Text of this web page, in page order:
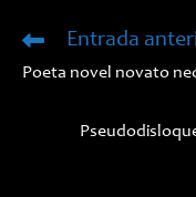
Leer
artículos
Entrada
Poeta novel novato